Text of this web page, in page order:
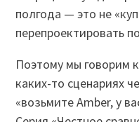
полгода — это не
перепроектировать
Поэтому мы говорим
каких-то сценариях
«возьмите Amber, у